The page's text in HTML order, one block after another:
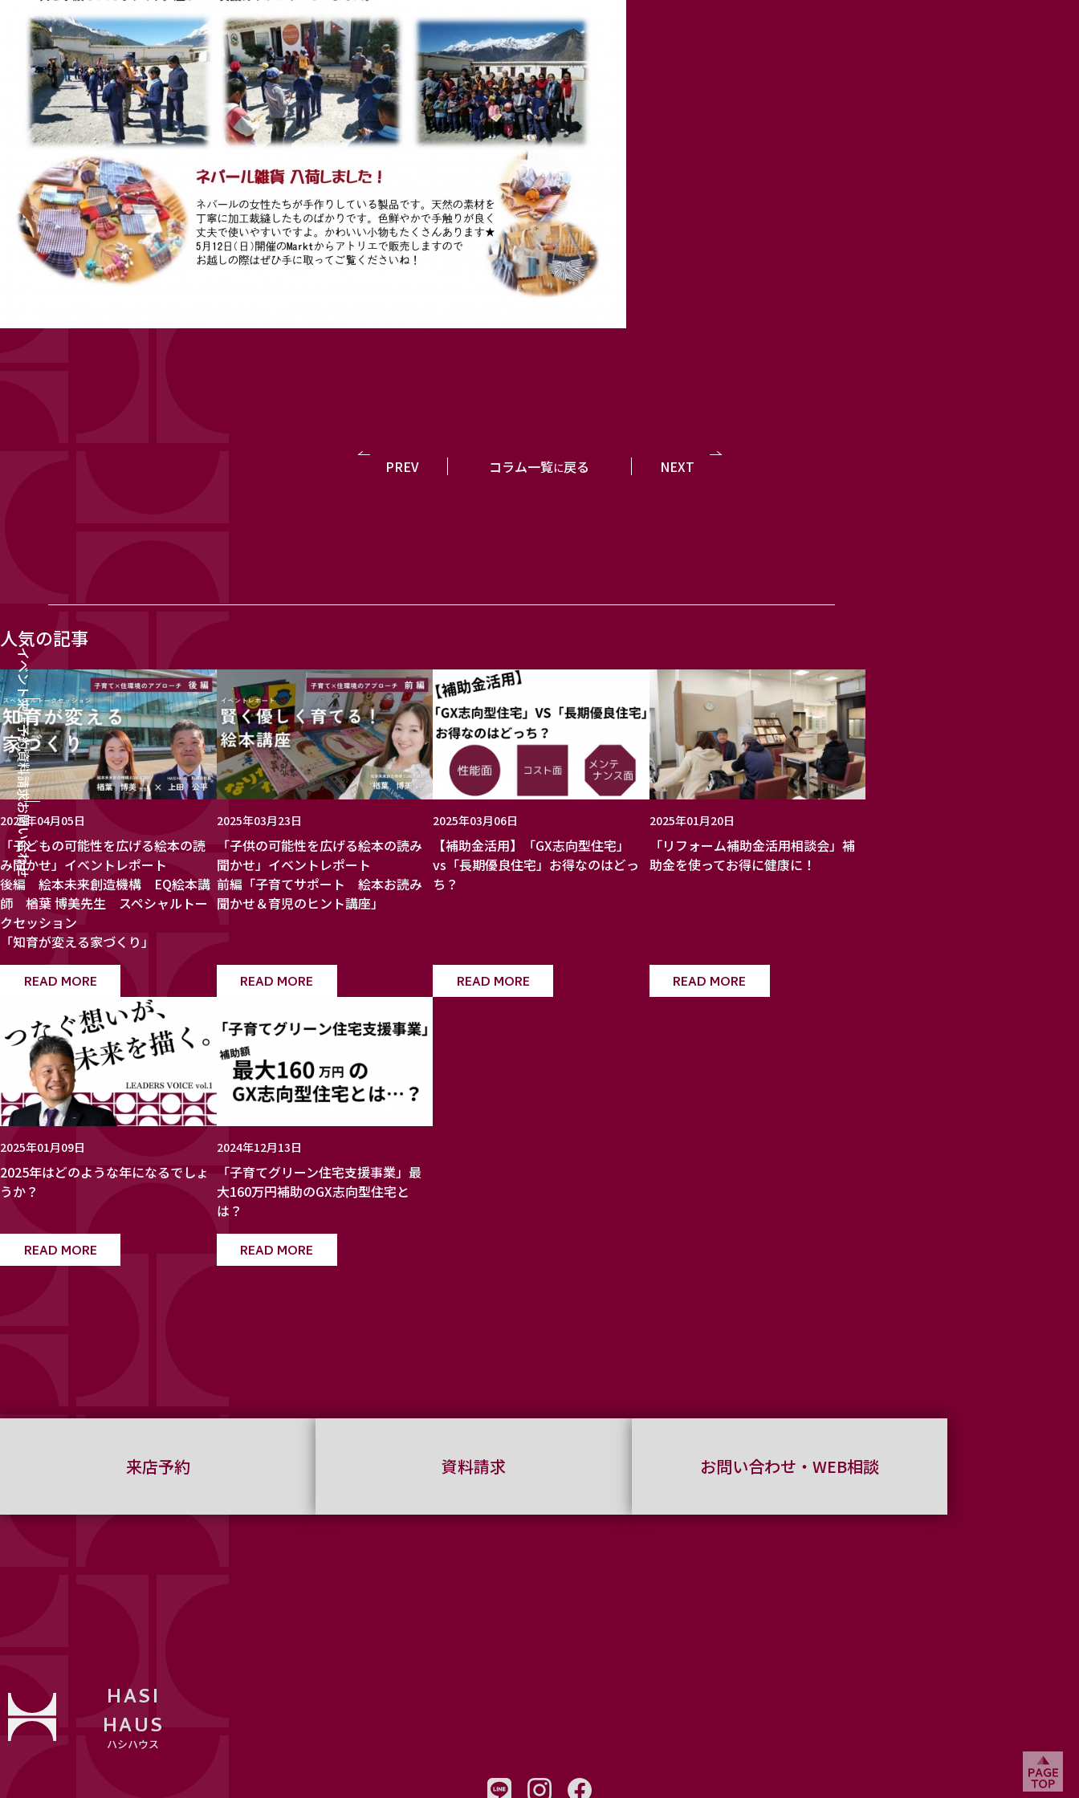
イベント
来店予約
資料請求
お問い合わせ
PREV コラム一覧に戻る NEXT
人気の記事
2025年04月05日
「子どもの可能性を広げる絵本の読
み聞かせ」イベントレポート
後編 絵本未来創造機構 EQ絵本講
師 楢葉 博美先生 スペシャルトー
クセッション
「知育が変える家づくり」
READ MORE
2025年03月23日
「子供の可能性を広げる絵本の読み
聞かせ」イベントレポート
前編「子育てサポート 絵本お読み
聞かせ＆育児のヒント講座」
READ MORE
2025年03月06日
【補助金活用】「GX志向型住宅」
vs「長期優良住宅」お得なのはどっ
ち？
READ MORE
2025年01月20日
「リフォーム補助金活用相談会」補
助金を使ってお得に健康に！
READ MORE
2025年01月09日
2025年はどのような年になるでしょ
うか？
READ MORE
2024年12月13日
「子育てグリーン住宅支援事業」最
大160万円補助のGX志向型住宅と
は？
READ MORE
来店予約 資料請求 お問い合わせ・WEB相談
HASI
HAUS
ハシハウス